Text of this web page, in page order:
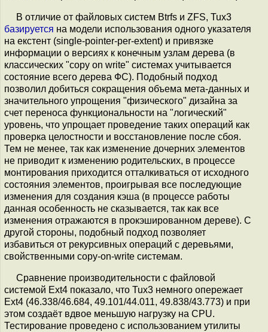
В отличие от файловых систем Btrfs и ZFS, Tux3
базируется на модели использования одного указателя
на екстент (single-pointer-per-extent) и привязке
информации о версиях к конечным узлам дерева (в
классических "copy on write" системах учитывается
состояние всего дерева ФС). Подобный подход
позволил добиться сокращения объема мета-данных и
значительного упрощения "физического" дизайна за
счет переноса функциональности на "логический"
уровень, что упрощает проведение таких операций как
проверка целостности и восстановление после сбоя.
Тем не менее, так как изменение дочерних элементов
не приводит к изменению родительских, в процессе
монтирования приходится отталкиваться от исходного
состояния элементов, проигрывая все последующие
изменения для создания кэша (в процессе работы
данная особенность не сказывается, так как все
изменения отражаются в прокэшированном дереве). С
другой стороны, подобный подход позволяет
избавиться от рекурсивных операций с деревьями,
свойственными copy-on-write системам.
Сравнение производительности с файловой
системой Ext4 показало, что Tux3 немного опережает
Ext4 (46.338/46.684, 49.101/44.011, 49.838/43.773) и при
этом создаёт вдвое меньшую нагрузку на CPU.
Тестирование проведено с использованием утилиты